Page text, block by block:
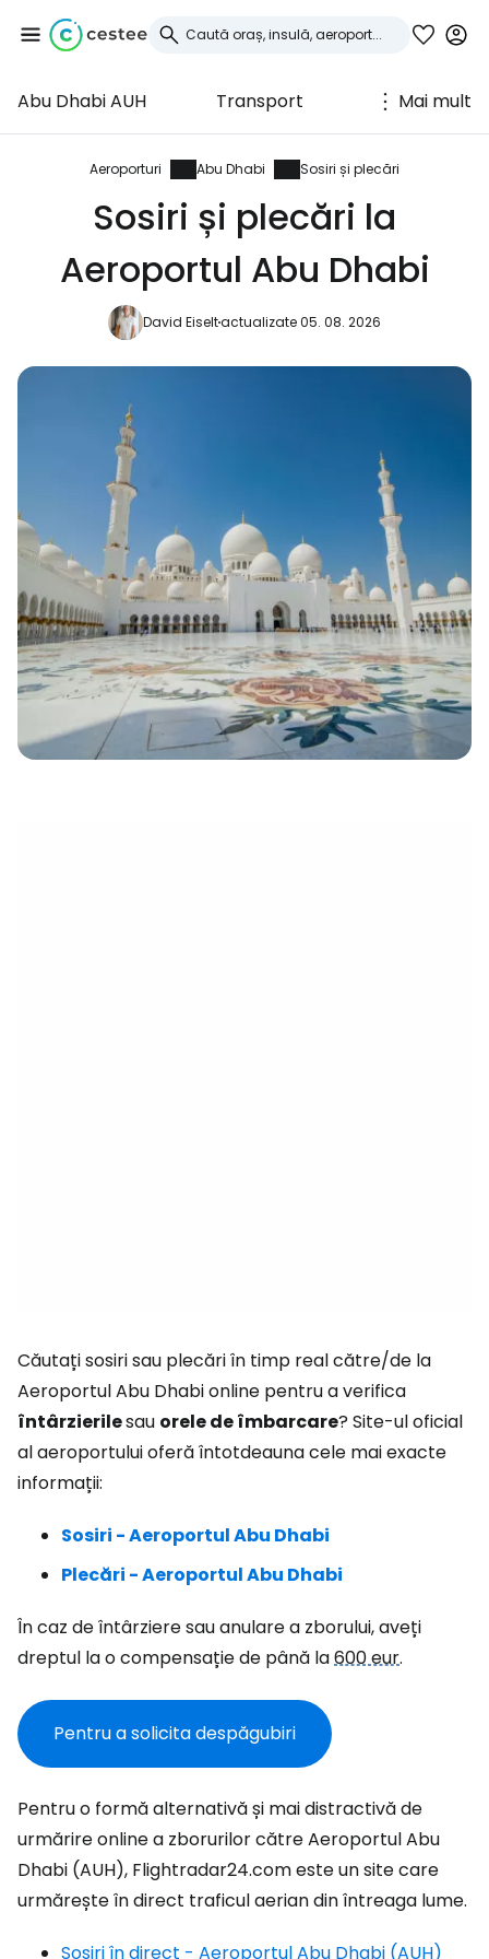
Abu Dhabi AUH Transport Mai mult
Aeroporturi Abu Dhabi Sosiri și plecări
Sosiri și plecări la
Aeroportul Abu Dhabi
David Eiseltactualizate 05. 08. 2026
Căutați sosiri sau plecări în timp real către/de la
Aeroportul Abu Dhabi online pentru a verifica
întârzierilesau orele de îmbarcare? Site-ul oficial
al aeroportului oferă întotdeauna cele mai exacte
informații:
Sosiri - Aeroportul Abu Dhabi
Plecări - Aeroportul Abu Dhabi
În caz de întârziere sau anulare a zborului, aveți
dreptul la o compensație de până la600 eur.
Pentru a solicita despăgubiri
Pentru o formă alternativă și mai distractivă de
urmărire online a zborurilor către Aeroportul Abu
Dhabi (AUH), Flightradar24.com este un site care
urmărește în direct traficul aerian din întreaga lume.
Sosiri în direct - Aeroportul Abu Dhabi (AUH)
Conectați-vă la
Cestee
... comunitatea mondială a călătorilor